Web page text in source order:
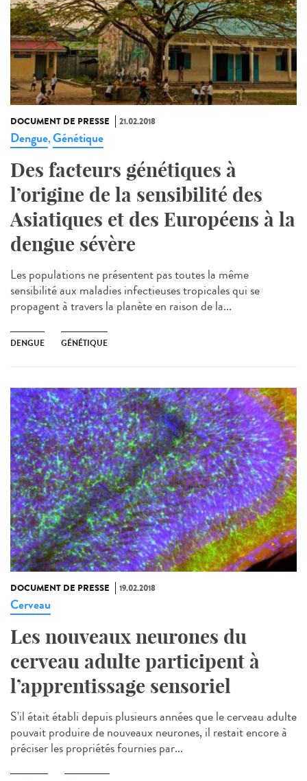
DOCUMENT DE PRESSE 21.02.2018
Dengue,Génétique
Des facteurs génétiques à
l’origine de la sensibilité des
Asiatiques et des Européens à la
dengue sévère
Les populations ne présentent pas toutes la même
sensibilité aux maladies infectieuses tropicales qui se
propagent à travers la planète en raison de la...
DENGUE GÉNÉTIQUE
DOCUMENT DE PRESSE 19.02.2018
Cerveau
Les nouveaux neurones du
cerveau adulte participent à
l’apprentissage sensoriel
S'il était établi depuis plusieurs années que le cerveau adulte
pouvait produire de nouveaux neurones, il restait encore à
préciser les propriétés fournies par...